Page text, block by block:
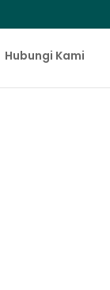
Hubungi Kami